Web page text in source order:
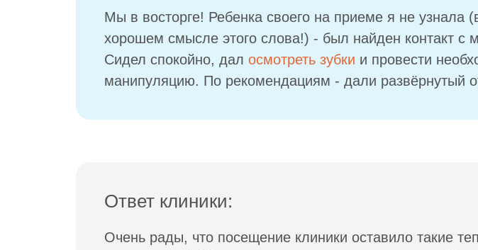
Мы в восторге! Ребенка своего на приеме я не узнала
хорошем смысле этого слова!) - был найден контакт с
Сидел спокойно, дал осмотреть зубки и провести
манипуляцию. По рекомендациям - дали развёрнутый
Ответ клиники:
Очень рады, что посещение клиники оставило такие